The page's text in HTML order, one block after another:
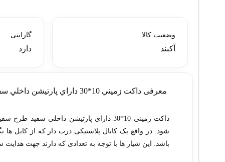
وضعیت کالا:
آکبند
گارانتی:
دارد
معرفی داکت زميني 10*30 داراي پارتيشن داخلي سفيد طرح سفيد/مشکي سوپيتا
داکت زميني 10*30 داراي پارتيشن داخلي
شود. در واقع یک کانال پلاستیکی درب دار که از کابل
باشد. این شیار ها با توجه به تعدادی که دارند جهت هدایت